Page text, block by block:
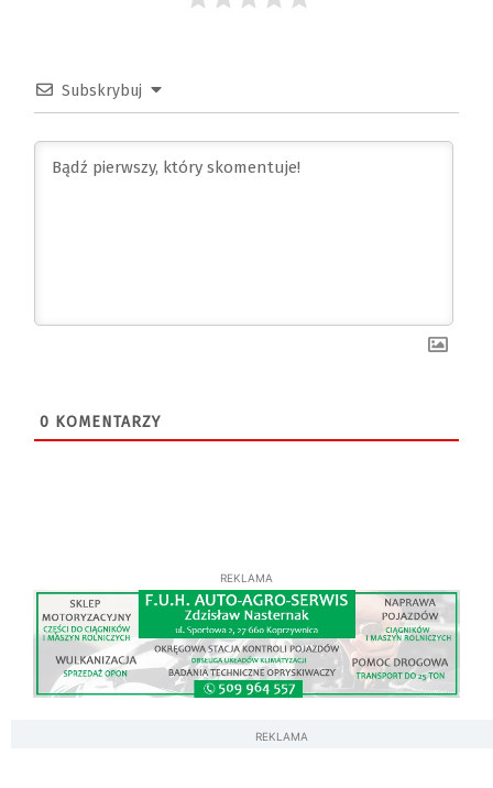
Subskrybuj
0 KOMENTARZY
REKLAMA
REKLAMA